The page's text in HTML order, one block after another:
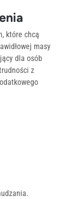
które chcą
masy
dla osób
z